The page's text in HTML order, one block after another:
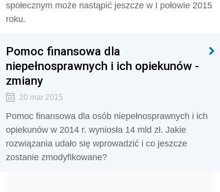
społecznym może nastąpić jeszcze w I połowie 2015
roku.
Pomoc finansowa dla
niepełnosprawnych i ich opiekunów -
zmiany
20 mar 2015
Pomoc finansowa dla osób niepełnosprawnych i ich
opiekunów w 2014 r. wyniosła 14 mld zł. Jakie
rozwiązania udało się wprowadzić i co jeszcze
zostanie zmodyfikowane?